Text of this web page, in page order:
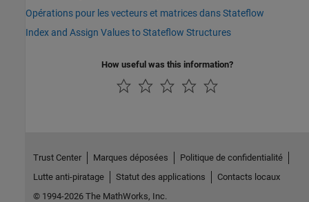
Opérations pour les vecteurs et matrices dans Stateflow
Index and Assign Values to Stateflow Structures
How useful was this information?
Trust Center Marques déposées
Politique de confidentialité
Lutte anti-piratage
Statut des applications
Contacts locaux
© 1994-2026 The MathWorks, Inc.